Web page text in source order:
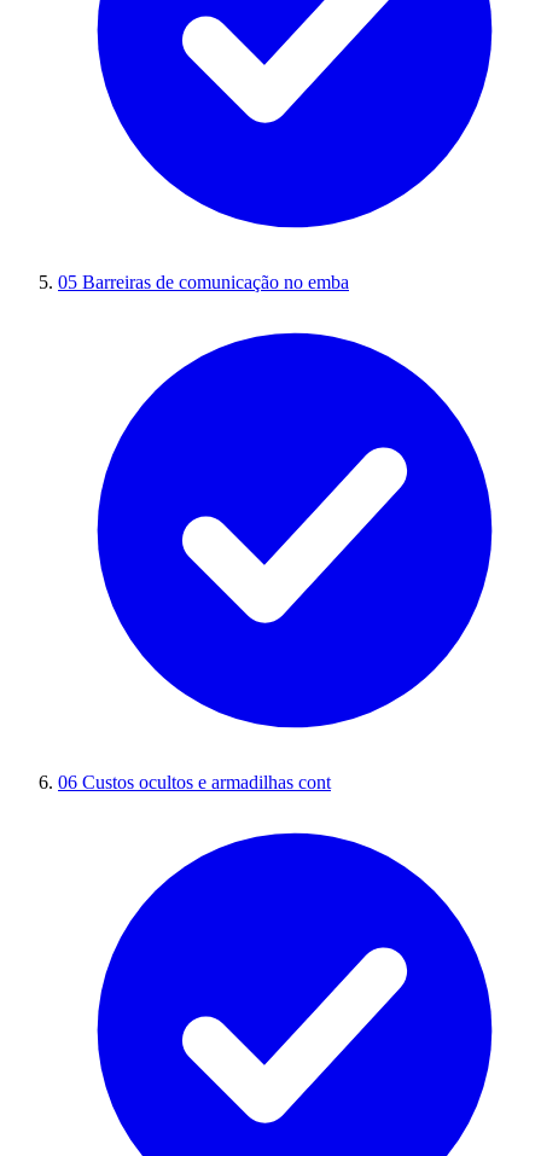
05 Barreiras de comunicação no emba
06 Custos ocultos e armadilhas cont